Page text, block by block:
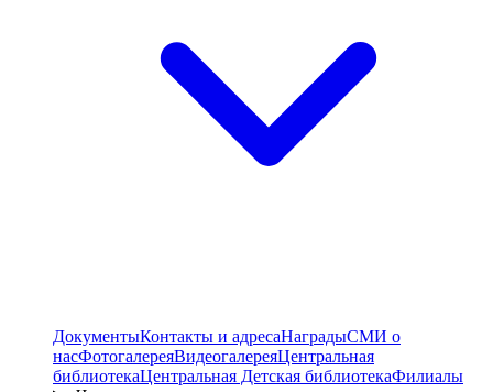
ДокументыКонтакты и адресаНаградыСМИ о
насФотогалереяВидеогалереяЦентральная
библиотекаЦентральная Детская библиотекаФилиалы